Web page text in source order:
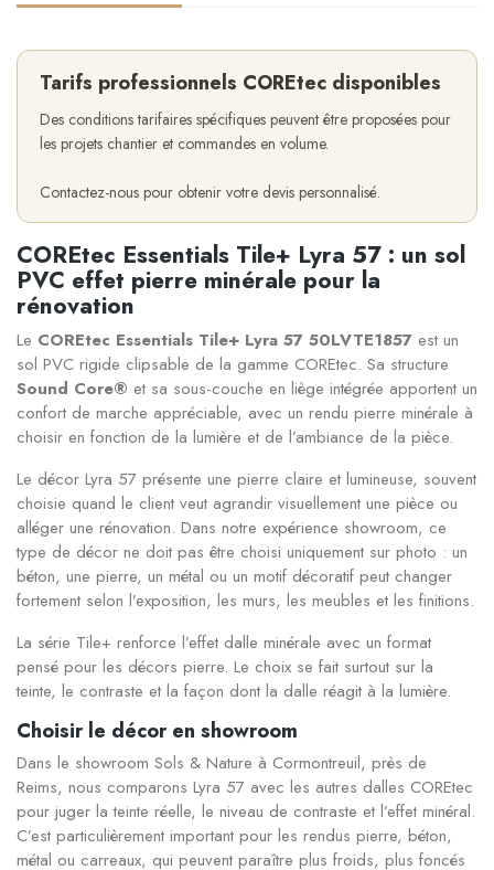
Tarifs professionnels COREtec disponibles
Des conditions tarifaires spécifiques peuvent être proposées pour
les projets chantier et commandes en volume.
Contactez-nous pour obtenir votre devis personnalisé.
COREtec Essentials Tile+ Lyra 57 : un sol
PVC effet pierre minérale pour la
rénovation
Le COREtec Essentials Tile+ Lyra 57 50LVTE1857 est un
sol PVC rigide clipsable de la gamme COREtec. Sa structure
Sound Core® et sa sous-couche en liège intégrée apportent un
confort de marche appréciable, avec un rendu pierre minérale à
choisir en fonction de la lumière et de l’ambiance de la pièce.
Le décor Lyra 57 présente une pierre claire et lumineuse, souvent
choisie quand le client veut agrandir visuellement une pièce ou
alléger une rénovation. Dans notre expérience showroom, ce
type de décor ne doit pas être choisi uniquement sur photo : un
béton, une pierre, un métal ou un motif décoratif peut changer
fortement selon l’exposition, les murs, les meubles et les finitions.
La série Tile+ renforce l’effet dalle minérale avec un format
pensé pour les décors pierre. Le choix se fait surtout sur la
teinte, le contraste et la façon dont la dalle réagit à la lumière.
Choisir le décor en showroom
Dans le showroom Sols & Nature à Cormontreuil, près de
Reims, nous comparons Lyra 57 avec les autres dalles COREtec
pour juger la teinte réelle, le niveau de contraste et l’effet minéral.
C’est particulièrement important pour les rendus pierre, béton,
métal ou carreaux, qui peuvent paraître plus froids, plus foncés